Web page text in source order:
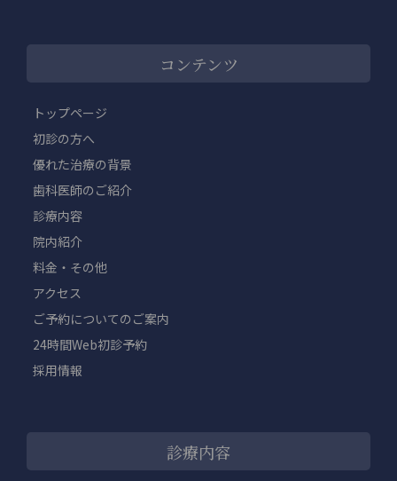
コンテンツ
トップページ
初診の方へ
優れた治療の背景
歯科医師のご紹介
診療内容
院内紹介
料金・その他
アクセス
ご予約についてのご案内
24時間Web初診予約
採用情報
診療内容